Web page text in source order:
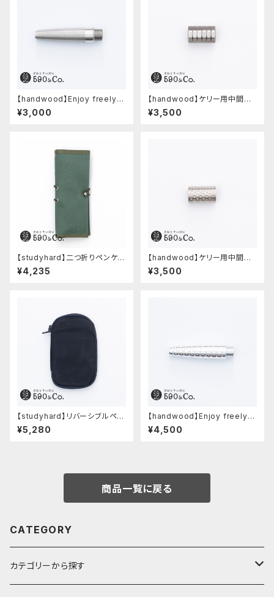
【handwood】Enjoy freely
前軸・滑り止め(ステンレス)
¥3,000
【handwood】ケリー用中間パ
ーツ/カスタムグリップ (八角形/
ステンレス)
¥3,500
【studyhard】二つ折りペンケー
ス ミニマムコンパクトサイズ
(アクアブルー)
¥4,235
【handwood】ケリー用中間パ
ーツ/カスタムグリップ (ディンプ
ル/ステンレス)
¥3,500
【studyhard】リバーシブルペン
ケース (ブラック)
¥5,280
【handwood】Enjoy freely
前軸・ディンプル(ジュラルミン)
¥4,500
商品一覧に戻る
CATEGORY
カテゴリーから探す